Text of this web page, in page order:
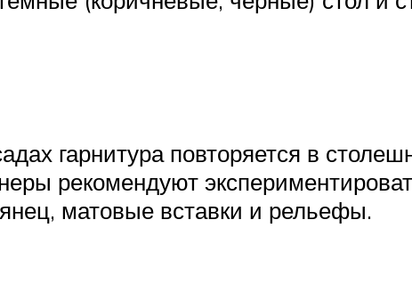
гарнитура повторяется в
рекомендуют
матовые вставки и рельефы.